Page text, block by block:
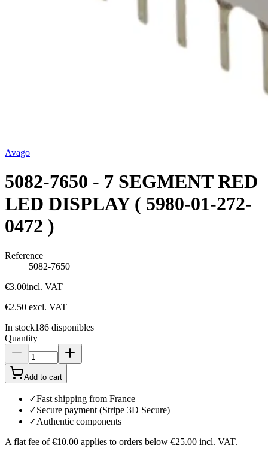
Avago
5082-7650 - 7 SEGMENT RED
LED DISPLAY ( 5980-01-272-
0472 )
Reference
5082-7650
€3.00incl. VAT
€2.50 excl. VAT
In stock186 disponibles
Quantity
Add to cart
✓Fast shipping from France
✓Secure payment (Stripe 3D Secure)
✓Authentic components
A flat fee of €10.00 applies to orders below €25.00 incl. VAT.